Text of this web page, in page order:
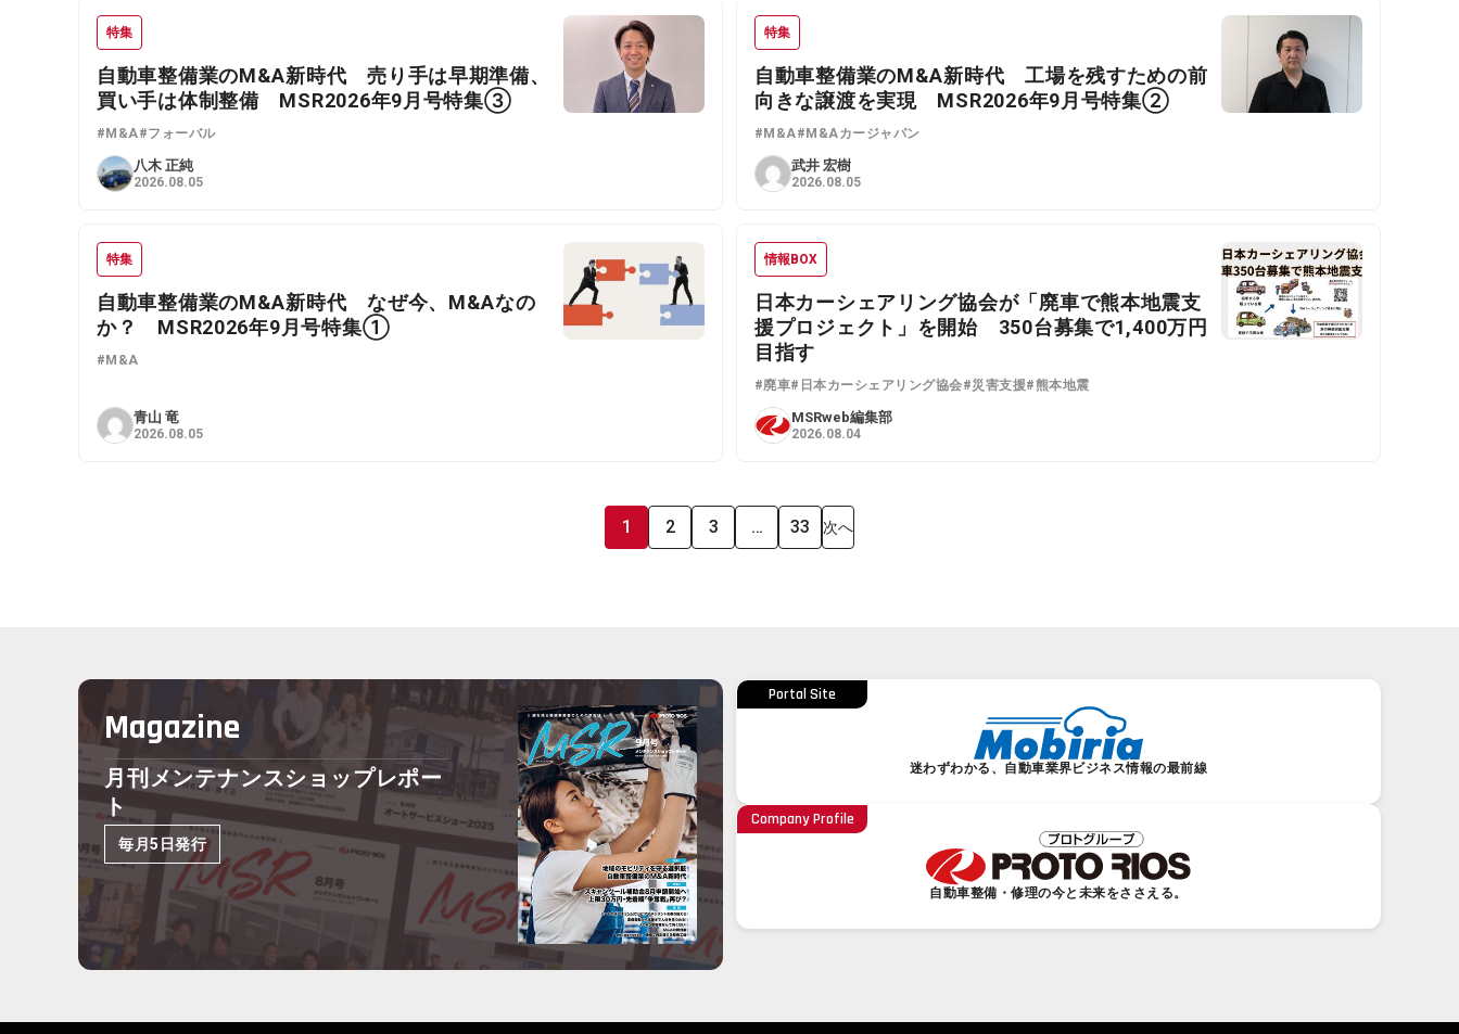
特集
自動車整備業のM&A新時代 売り手は早期準備、
買い手は体制整備 MSR2026年9月号特集③
#M&A#フォーバル
八木 正純
2026.08.05
特集
自動車整備業のM&A新時代 工場を残すための前
向きな譲渡を実現 MSR2026年9月号特集②
#M&A#M&Aカージャパン
武井 宏樹
2026.08.05
特集
自動車整備業のM&A新時代 なぜ今、M&Aなの
か？ MSR2026年9月号特集①
#M&A
青山 竜
2026.08.05
情報BOX
日本カーシェアリング協会が「廃車で熊本地震支
援プロジェクト」を開始 350台募集で1,400万円
目指す
#廃車#日本カーシェアリング協会#災害支援#熊本地震
MSRweb編集部
2026.08.04
1 2 3 … 33 次へ
Magazine
月刊メンテナンスショップレポー
ト
毎月5日発行
Portal Site
迷わずわかる、自動車業界ビジネス情報の最前線
Company Profile
自動車整備・修理の今と未来をささえる。